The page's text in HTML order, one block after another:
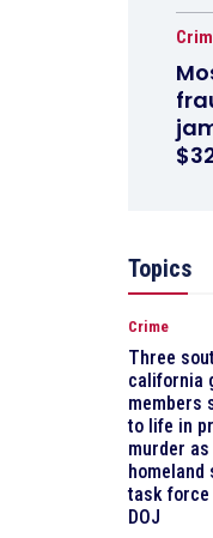
Topics
Crime
Three
california
members
to life in
murder
homeland
task
DOJ